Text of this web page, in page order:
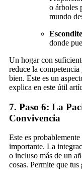
o árboles
mundo
donde
Un hogar con
reduce la
bien. Este es un
explica en este útil
7. Paso 6: La
Convivencia
Este es
importante. La
o incluso más de un
cosas. Permite que tus